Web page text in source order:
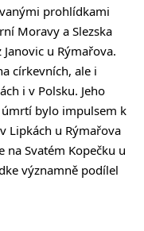
prohlídkami
Moravy a Slezska
Janovic u Rýmařova.
církevních, ale i
i v Polsku. Jeho
bylo impulsem k
Lipkách u Rýmařova
na Svatém Kopečku u
významně podílel